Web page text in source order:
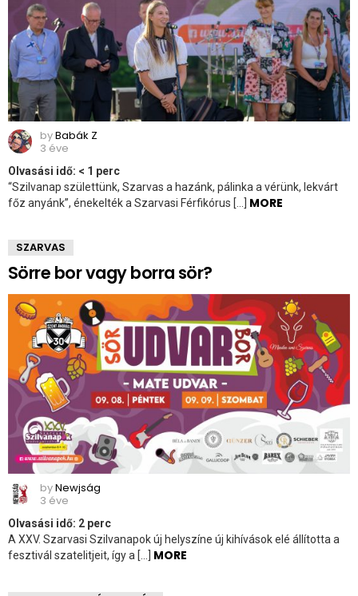
byBabák Z
3 éve
Olvasási idő: < 1 perc
“Szilvanap születtünk, Szarvas a hazánk, pálinka a vérünk, lekvárt
főz anyánk”, énekelték a Szarvasi Férfikórus […] MORE
SZARVAS
Sörre bor vagy borra sör?
byNewjság
3 éve
Olvasási idő: 2 perc
A XXV. Szarvasi Szilvanapok új helyszíne új kihívások elé állította a
fesztivál szatelitjeit, így a […] MORE